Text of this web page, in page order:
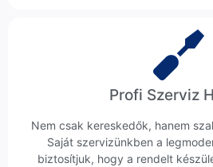
Profi Szerviz
Nem csak kereskedők, hanem
Saját szervizünkben a
biztosítjuk, hogy a rendelt